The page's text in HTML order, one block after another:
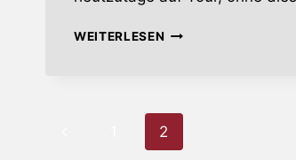
WEITERLESENADAM
JETZT
Seitennavigation
2